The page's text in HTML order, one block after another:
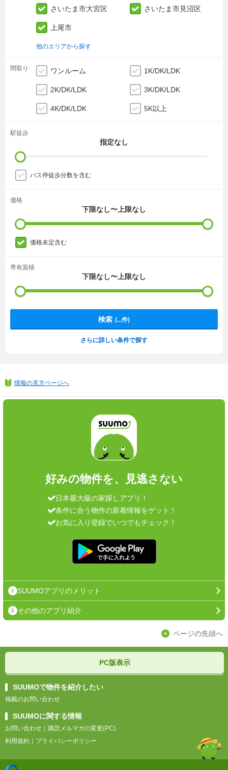
さいたま市大宮区 さいたま市見沼区
上尾市
他のエリアから探す
間取り ワンルーム 1K/DK/LDK
2K/DK/LDK 3K/DK/LDK
4K/DK/LDK 5K以上
駅徒歩
指定なし
バス停徒歩分数を含む
価格
下限なし〜上限なし
価格未定含む
専有面積
下限なし〜上限なし
検索 (...件)
さらに詳しい条件で探す
情報の見方ページへ
好みの物件を、見逃さない
日本最大級の家探しアプリ！
条件に合う物件の新着情報をゲット！
お気に入り登録でいつでもチェック！
1 SUUMOアプリのメリット
2 その他のアプリ紹介
ページの先頭へ
PC版表示
SUUMOで物件を紹介したい
掲載のお問い合わせ
SUUMOに関する情報
お問い合わせ
購読メルマガの変更(PC)
利用規約
プライバシーポリシー